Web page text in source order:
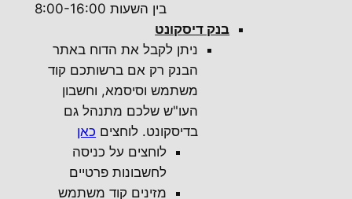
בין השעות 8:00-16:00
בנק דיסקונט
ניתן לקבל את הדוח באתר
הבנק רק אם ברשותכם קוד
משתמש וסיסמא, וחשבון
העו"ש שלכם מתנהל גם
בדיסקונט. לוחצים כאן
לוחצים על כניסה
לחשבונות פרטיים
מזינים קוד משתמש